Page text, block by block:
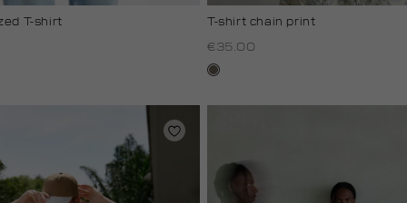
T-shirt
T-shirt chain print
€35.00
lichtbruin